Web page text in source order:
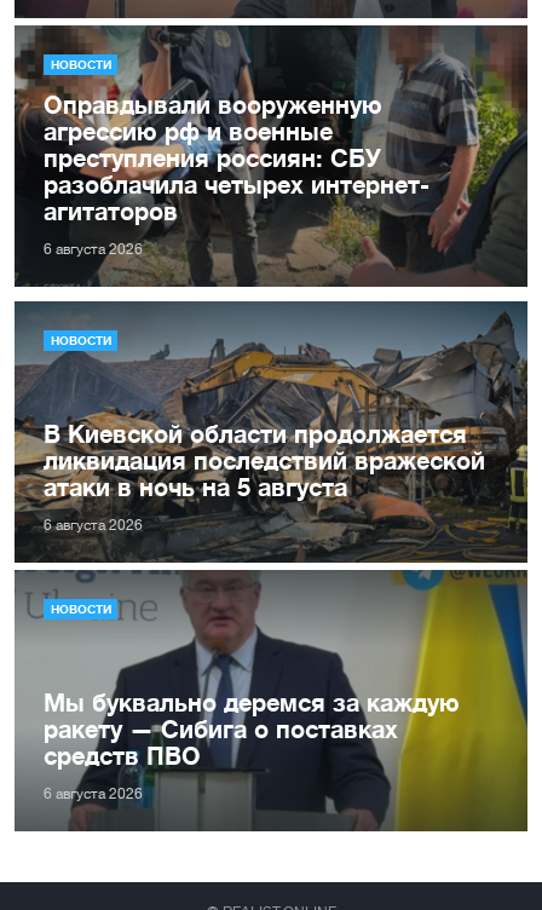
НОВОСТИ
Оправдывали вооруженную
агрессию рф и военные
преступления россиян: СБУ
разоблачила четырех интернет-
агитаторов
6 августа 2026
НОВОСТИ
В Киевской области продолжается
ликвидация последствий вражеской
атаки в ночь на 5 августа
6 августа 2026
НОВОСТИ
Мы буквально деремся за каждую
ракету — Сибига о поставках
средств ПВО
6 августа 2026